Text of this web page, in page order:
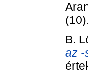
B.
az -